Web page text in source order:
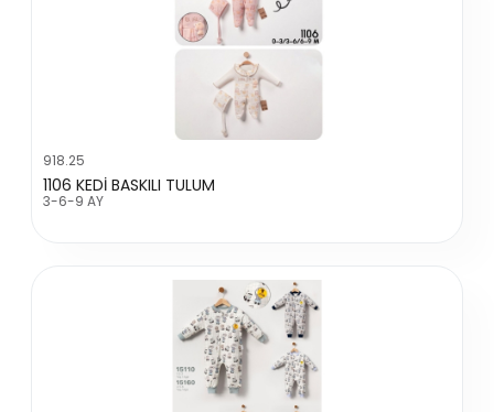
918.25
1106 KEDİ BASKILI TULUM
3-6-9 AY